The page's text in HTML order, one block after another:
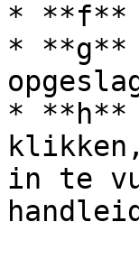
* **f**
* **g**
* **h**
in te